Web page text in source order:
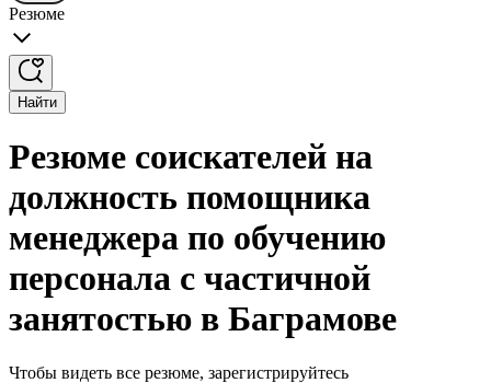
Резюме
Найти
Резюме соискателей на
должность помощника
менеджера по обучению
персонала с частичной
занятостью в Баграмове
Чтобы видеть все резюме, зарегистрируйтесь